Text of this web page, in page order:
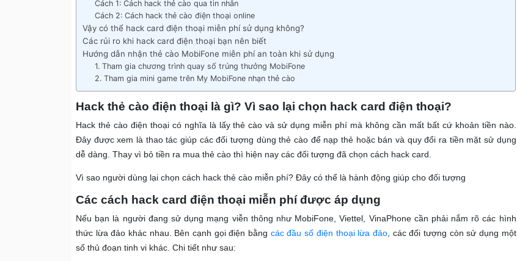
Cách 1: Cách hack thẻ cào qua tin nhắn
Cách 2: Cách hack thẻ cào điện thoại online
Vậy có thể hack card điện thoại miễn phí sử dụng không?
Các rủi ro khi hack card điện thoại bạn nên biết
Hướng dẫn nhận thẻ cào MobiFone miễn phí an toàn khi sử dụng
1. Tham gia chương trình quay số trúng thưởng MobiFone
2. Tham gia mini game trên My MobiFone nhạn thẻ cào
Hack thẻ cào điện thoại là gì? Vì sao lại chọn hack card điện thoại?
Hack thẻ cào điện thoại có nghĩa là lấy thẻ cào và sử dụng miễn phí mà không cần mất bất cứ khoản tiền nào.
Đây được xem là thao tác giúp các đối tượng dùng thẻ cào để nạp thẻ hoặc bán và quy đổi ra tiền mặt sử dụng
dễ dàng. Thay vì bỏ tiền ra mua thẻ cào thì hiện nay các đối tượng đã chọn cách hack card.
Vì sao người dùng lại chọn cách hack thẻ cào miễn phí? Đây có thể là hành động giúp cho đối tượng
Các cách hack card điện thoại miễn phí được áp dụng
Nếu bạn là người đang sử dụng mạng viễn thông như MobiFone, Viettel, VinaPhone cần phải nắm rõ các hình
thức lừa đảo khác nhau. Bên cạnh gọi điện bằng các đầu số điện thoại lừa đảo, các đối tượng còn sử dụng một
số thủ đoạn tinh vi khác. Chi tiết như sau: